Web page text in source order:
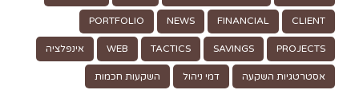
CLIENT
FINANCIAL
NEWS
PORTFOLIO
PROJECTS
SAVINGS
TACTICS
WEB אינפלציה
אסטרטגיות השקעה דמי ניהול השקעות חכמות